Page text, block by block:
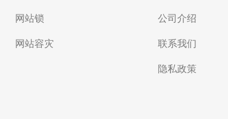
网站锁
网站容灾
公司介绍
联系我们
隐私政策